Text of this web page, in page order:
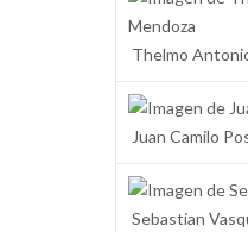
Thelmo
Juan Camilo
Sebastian